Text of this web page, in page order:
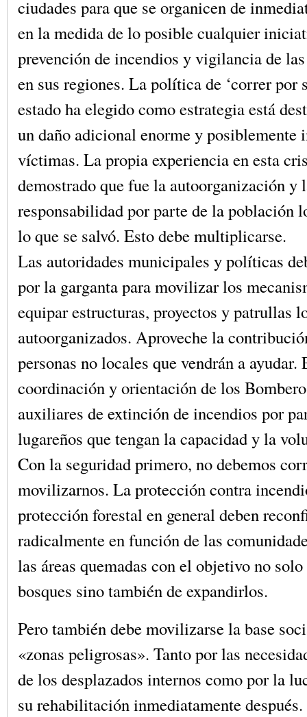
ciudades para que se organicen de
en la medida de lo posible cualquier
prevención de incendios y vigilancia de
en sus regiones. La política de ‘correr por
estado ha elegido como estrategia está
un daño adicional enorme y posiblemente
víctimas. La propia experiencia en esta
demostrado que fue la autoorganización y
responsabilidad por parte de la población
lo que se salvó. Esto debe multiplicarse.
Las autoridades municipales y políticas
por la garganta para movilizar los
equipar estructuras, proyectos y patrullas
autoorganizados. Aproveche la
personas no locales que vendrán a
coordinación y orientación de los
auxiliares de extinción de incendios por
lugareños que tengan la capacidad y la
Con la seguridad primero, no debemos
movilizarnos. La protección contra
protección forestal en general deben
radicalmente en función de las
las áreas quemadas con el objetivo no
bosques sino también de expandirlos.
Pero también debe movilizarse la base
«zonas peligrosas». Tanto por las
de los desplazados internos como por la
su rehabilitación inmediatamente después.